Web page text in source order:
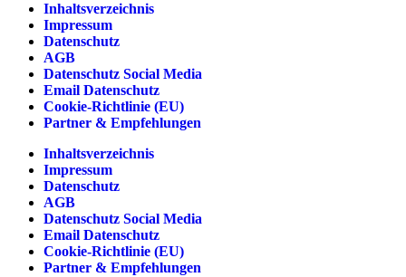
Inhaltsverzeichnis
Impressum
Datenschutz
AGB
Datenschutz Social Media
Email Datenschutz
Cookie-Richtlinie (EU)
Partner & Empfehlungen
Inhaltsverzeichnis
Impressum
Datenschutz
AGB
Datenschutz Social Media
Email Datenschutz
Cookie-Richtlinie (EU)
Partner & Empfehlungen